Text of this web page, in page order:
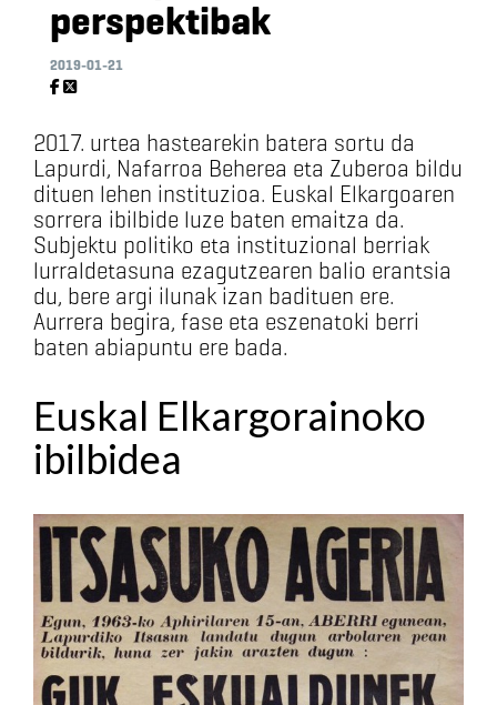
perspektibak
2019-01-21
2017. urtea hastearekin batera sortu da
Lapurdi, Nafarroa Beherea eta Zuberoa bildu
dituen lehen instituzioa. Euskal Elkargoaren
sorrera ibilbide luze baten emaitza da.
Subjektu politiko eta instituzional berriak
lurraldetasuna ezagutzearen balio erantsia
du, bere argi ilunak izan badituen ere.
Aurrera begira, fase eta eszenatoki berri
baten abiapuntu ere bada.
Euskal Elkargorainoko
ibilbidea